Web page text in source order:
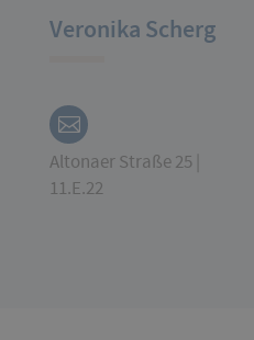
Veronika Scherg
Altonaer Straße 25 |
11.E.22